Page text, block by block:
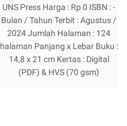
UNS Press Harga : Rp 0 ISBN : -
Bulan / Tahun Terbit : Agustus /
2024 Jumlah Halaman : 124
halaman Panjang x Lebar Buku :
14,8 x 21 cm Kertas : Digital
(PDF) & HVS (70 gsm)